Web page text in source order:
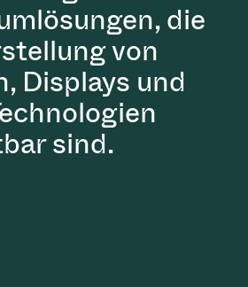
die
von
Displays und
sind.